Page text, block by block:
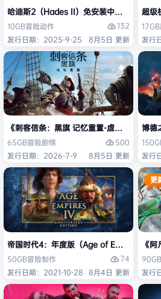
哈迪斯2（Hades II）免安装中文版
10GB冒险动作
132
发行日期：2025-9-25
8月5日 更新
超级
17GB
发行
《刺客信条：黑旗 记忆重置-虚拟机版/
65GB冒险剧情
500
发行日期：2026-7-9
8月5日 更新
博德
发行
帝国时代4：年度版（Age of Empires IV:
50GB冒险制作
74
发行日期：2021-10-28 8月4日 更新
更
《
90GB
发行